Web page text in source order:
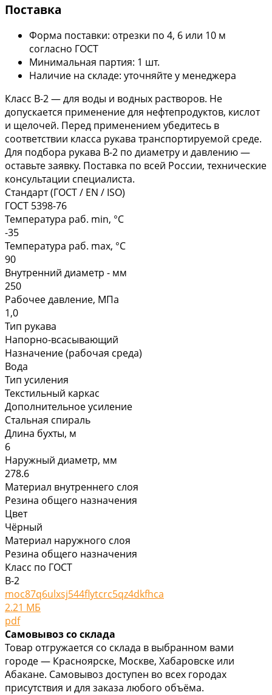
Поставка
Форма поставки: отрезки по 4, 6 или 10 м
согласно ГОСТ
Минимальная партия: 1 шт.
Наличие на складе: уточняйте у менеджера
Класс В-2 — для воды и водных растворов. Не
допускается применение для нефтепродуктов, кислот
и щелочей. Перед применением убедитесь в
соответствии класса рукава транспортируемой среде.
Для подбора рукава В-2 по диаметру и давлению —
оставьте заявку. Поставка по всей России, технические
консультации специалиста.
Стандарт (ГОСТ / EN / ISO)
ГОСТ 5398-76
Температура раб. min, °C
-35
Температура раб. max, °C
90
Внутренний диаметр - мм
250
Рабочее давление, МПа
1,0
Тип рукава
Напорно-всасывающий
Назначение (рабочая среда)
Вода
Тип усиления
Текстильный каркас
Дополнительное усиление
Стальная спираль
Длина бухты, м
6
Наружный диаметр, мм
278.6
Материал внутреннего слоя
Резина общего назначения
Цвет
Чёрный
Материал наружного слоя
Резина общего назначения
Класс по ГОСТ
В-2
moc87q6ulxsj544flytcrc5qz4dkfhca
2.21 МБ
pdf
Самовывоз со склада
Товар отгружается со склада в выбранном вами
городе — Красноярске, Москве, Хабаровске или
Абакане. Самовывоз доступен во всех городах
присутствия и для заказа любого объёма.